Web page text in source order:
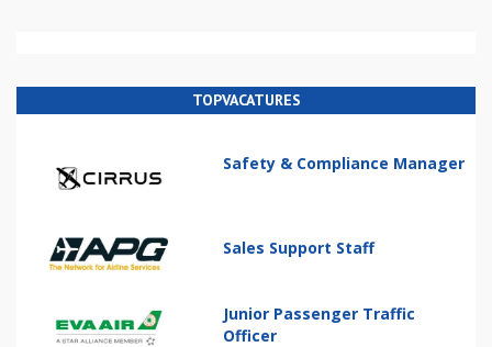
TOPVACATURES
Safety & Compliance Manager
Sales Support Staff
Junior Passenger Traffic
Officer